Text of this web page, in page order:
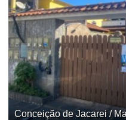
Conceição de Jacarei /